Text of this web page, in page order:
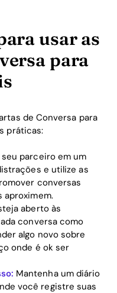
usar as
para
de Conversa para
práticas:
parceiro em um
e utilize as
conversas
aproximem.
aberto às
conversa como
algo novo sobre
onde é ok ser
Mantenha um diário
você registre suas